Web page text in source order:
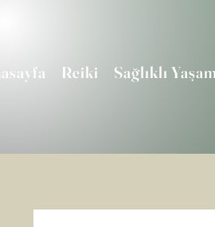
Reiki Sağlıklı Yaşam